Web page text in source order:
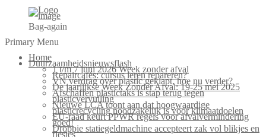
Bag-again
Primary Menu
Home
Duurzaamheidsnieuwsflash
1 t/m 7 juni 2026 Week zonder afval
Repaircafés: cursus leren repareren?
VN verdrag over plastic geklapt, hoe nu verder?
De jaarlijkse Week Zonder Afval: 19-25 mei 2025
Afschaffen plastictaks is stap terug tegen
plasticvervuiling
Nieuwe LCA toont aan dat hoogwaardige
plasticrecycling noodzakelijk is voor klimaatdoelen
EU-raad keurt PPWR regels voor afvalvermindering
goed!
Droppie statiegeldmachine accepteert zak vol blikjes en
flesjes